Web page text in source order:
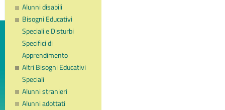
Alunni disabili
Bisogni Educativi
Speciali e Disturbi
Specifici di
Apprendimento
Altri Bisogni Educativi
Speciali
Alunni stranieri
Alunni adottati